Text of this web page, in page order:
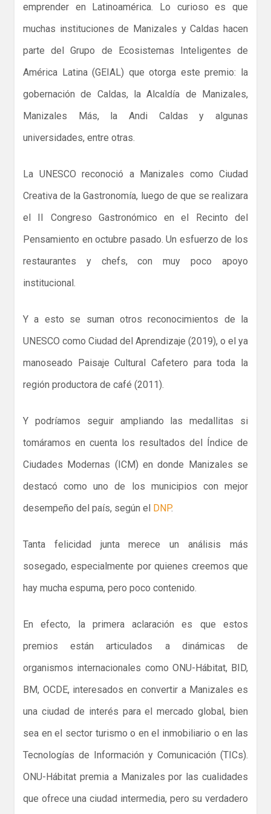
emprender en Latinoamérica. Lo curioso es que
muchas instituciones de Manizales y Caldas hacen
parte del Grupo de Ecosistemas Inteligentes de
América Latina (GEIAL) que otorga este premio: la
gobernación de Caldas, la Alcaldía de Manizales,
Manizales Más, la Andi Caldas y algunas
universidades, entre otras.
La UNESCO reconoció a Manizales como Ciudad
Creativa de la Gastronomía, luego de que se realizara
el II Congreso Gastronómico en el Recinto del
Pensamiento en octubre pasado. Un esfuerzo de los
restaurantes y chefs, con muy poco apoyo
institucional.
Y a esto se suman otros reconocimientos de la
UNESCO como Ciudad del Aprendizaje (2019), o el ya
manoseado Paisaje Cultural Cafetero para toda la
región productora de café (2011).
Y podríamos seguir ampliando las medallitas si
tomáramos en cuenta los resultados del Índice de
Ciudades Modernas (ICM) en donde Manizales se
destacó como uno de los municipios con mejor
desempeño del país, según el DNP.
Tanta felicidad junta merece un análisis más
sosegado, especialmente por quienes creemos que
hay mucha espuma, pero poco contenido.
En efecto, la primera aclaración es que estos
premios están articulados a dinámicas de
organismos internacionales como ONU-Hábitat, BID,
BM, OCDE, interesados en convertir a Manizales es
una ciudad de interés para el mercado global, bien
sea en el sector turismo o en el inmobiliario o en las
Tecnologías de Información y Comunicación (TICs).
ONU-Hábitat premia a Manizales por las cualidades
que ofrece una ciudad intermedia, pero su verdadero